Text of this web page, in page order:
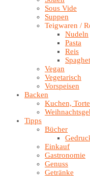
Sous Vide
Suppen
Teigwaren /
Nudeln
Pasta
Reis
Vegan
Vegetarisch
Vorspeisen
Backen
Kuchen,
Tipps
Bücher
Einkauf
Gastronomie
Genuss
Getränke